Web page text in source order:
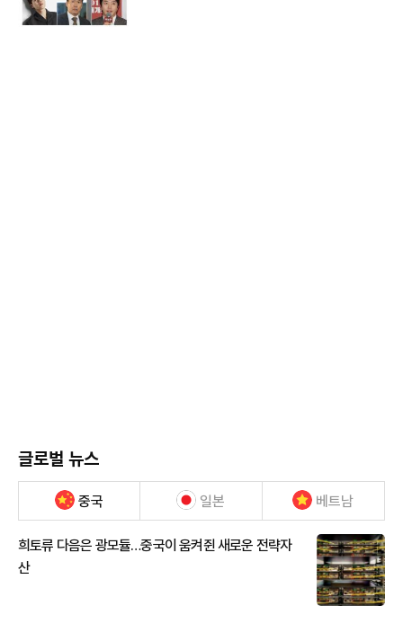
글로벌 뉴스
중국 일본 베트남
희토류 다음은 광모듈…중국이 움켜쥔 새로운 전략자
산